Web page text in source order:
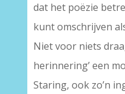
dat het poëzie
kunt omschrijven
Niet voor niets
herinnering’ een
Staring, ook zo’n